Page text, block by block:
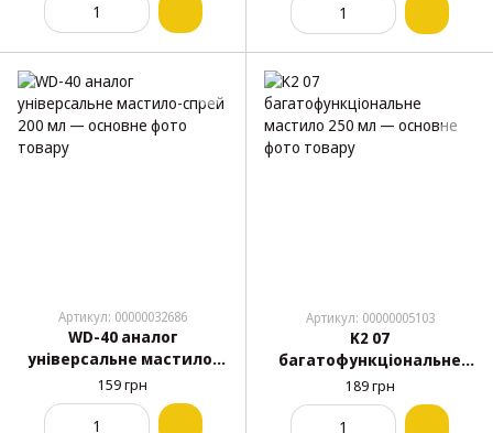
Артикул: 00000032686
WD-40 аналог
універсальне мастило-
спрей 200 мл
159 грн
Артикул: 00000005103
K2 07
багатофункціональне
мастило 250 мл
189 грн